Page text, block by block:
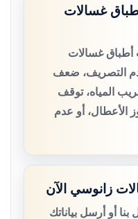
غسالات
أطباق غسالات
التصريف، ضعف
المياه، توقف
الأعطال، أو عدم
زانوسي الآن
أو أرسل بياناتك